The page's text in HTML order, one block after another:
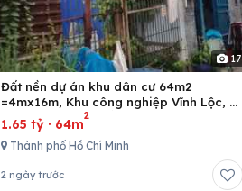
17
Đất nền dự án khu dân cư 64m2
=4mx16m, Khu công nghiệp Vĩnh Lộc, H.
Bình Chánh, Tp. Hồ Chí Minh
1.65 tỷ· 64m
2
Thành phố Hồ Chí Minh
2 ngày trước